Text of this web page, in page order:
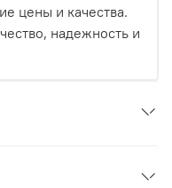
цены и качества.
надежность и